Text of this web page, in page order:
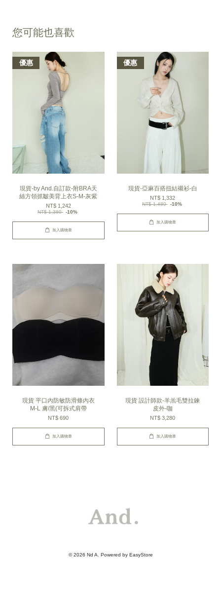
您可能也喜歡
優惠
現貨-by And.自訂款-附BRA天
絲方領抓皺美背上衣S-M-灰紫
NT$ 1,242
NT$ 1,380 -10%
加入購物車
優惠
現貨-亞麻百搭扭結襯衫-白
NT$ 1,332
NT$ 1,480 -10%
加入購物車
現貨 平口內防敏防滑條內衣
M-L 膚/黑(可拆式肩帶
NT$ 690
加入購物車
現貨 設計師款-羊羔毛雙拉鍊
皮外-咖
NT$ 3,280
加入購物車
© 2026 Nd A. Powered by EasyStore